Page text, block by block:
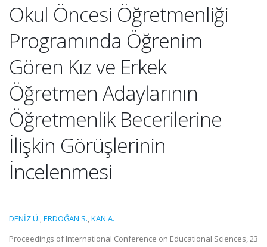
Okul Öncesi Öğretmenliği
Programında Öğrenim
Gören Kız ve Erkek
Öğretmen Adaylarının
Öğretmenlik Becerilerine
İlişkin Görüşlerinin
İncelenmesi
DENİZ Ü.,ERDOĞAN S.,KAN A.
Proceedings of International Conference on Educational Sciences, 23